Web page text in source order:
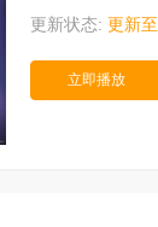
更新状态: 更新
立即播放